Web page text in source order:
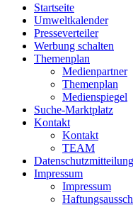
Startseite
Umweltkalender
Presseverteiler
Werbung schalten
Themenplan
Medienpartner
Themenplan
Medienspiegel
Suche-Marktplatz
Kontakt
Kontakt
TEAM
Datenschutzmitteilung
Impressum
Impressum